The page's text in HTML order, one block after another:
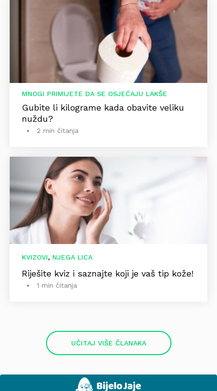
MNOGI PRIMIJETE DA SE OSJEĆAJU LAKŠE
Gubite li kilograme kada obavite veliku
nuždu?
2 min čitanja
KVIZOVI, NJEGA LICA
Riješite kviz i saznajte koji je vaš tip kože!
1 min čitanja
UČITAJ VIŠE ČLANAKA